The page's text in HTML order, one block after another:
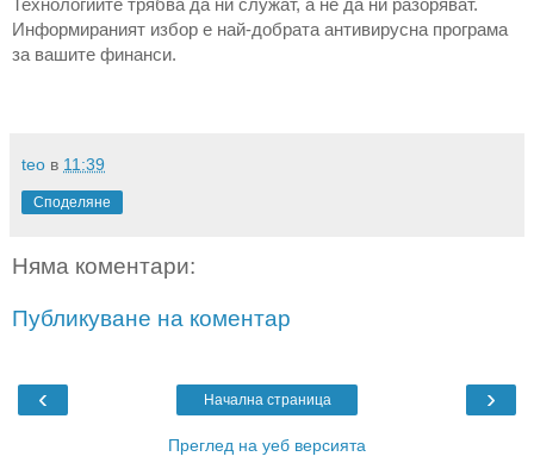
Технологиите трябва да ни служат, а не да ни разоряват.
Информираният избор е най-добрата антивирусна програма
за вашите финанси.
teo в 11:39
Споделяне
Няма коментари:
Публикуване на коментар
‹ ›
Начална страница
Преглед на уеб версията